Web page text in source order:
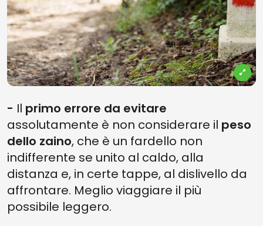
- Il primo errore da evitare
assolutamente è non considerare il peso
dello zaino, che è un fardello non
indifferente se unito al caldo, alla
distanza e, in certe tappe, al dislivello da
affrontare. Meglio viaggiare il più
possibile leggero.